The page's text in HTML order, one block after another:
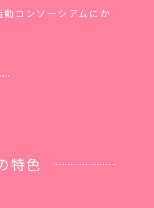
コンソーシアムにか
特色